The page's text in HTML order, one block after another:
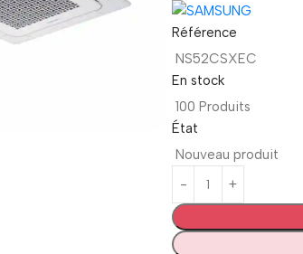
Référence
NS52CSXEC
En stock
100 Produits
État
Nouveau produit